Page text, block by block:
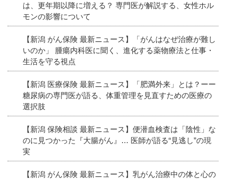
は、更年期以降に増える？ 専門医が解説する、女性ホル
モンの影響について
【新潟 がん保険 最新ニュース】「がんはなぜ治療が難し
いのか」 腫瘍内科医に聞く、進化する薬物療法と仕事・
生活を守る視点
【新潟 医療保険 最新ニュース】「肥満外来」とは？ーー
糖尿病の専門医が語る、体重管理を見直すための医療の
選択肢
【新潟 保険相談 最新ニュース】便潜血検査は「陰性」な
のに見つかった『大腸がん』… 医師が語る“見逃し”の現
実
【新潟 がん保険 最新ニュース】乳がん治療中の体と心の